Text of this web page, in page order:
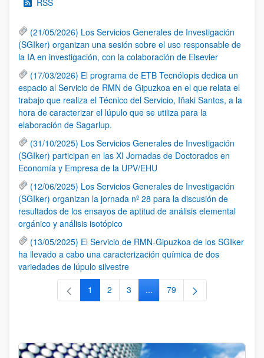
(21/05/2026) Los Servicios Generales de Investigación
(SGIker) organizan una sesión sobre el uso responsable de
la IA en investigación, con la colaboración de Elsevier
(17/03/2026) El programa de ETB Tecnólopis dedica un
espacio al Servicio de RMN de Gipuzkoa en el que relata el
trabajo que realiza el Técnico del Servicio, Iñaki Santos, a la
hora de caracterizar el lúpulo que se utiliza para la
elaboración de Sagarlup.
(31/10/2025) Los Servicios Generales de Investigación
(SGIker) participan en las XI Jornadas de Doctorados en
Economía y Empresa de la UPV/EHU
(12/06/2025) Los Servicios Generales de Investigación
(SGIker) organizan la jornada nº 28 para la discusión de
resultados de los ensayos de aptitud de análisis elemental
orgánico y análisis isotópico
(13/05/2025) El Servicio de RMN-Gipuzkoa de los SGIker
ha llevado a cabo una caracterización química de dos
variedades de lúpulo silvestre
Página
1 Página
2 Página
3 ...Páginas intermedias Use TAB
Página
79